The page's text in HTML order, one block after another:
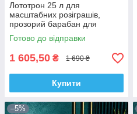
Лототрон 25 л для
масштабних розіграшів,
прозорий барабан для
купонів
Готово до відправки
1 605,50 ₴ 1 690 ₴
Купити
–5%